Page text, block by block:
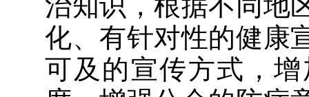
化、有针对性的健康
可及的宣传方式，